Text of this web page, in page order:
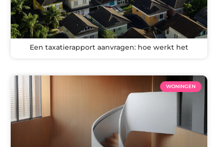
Een taxatierapport aanvragen: hoe werkt het
WONINGEN